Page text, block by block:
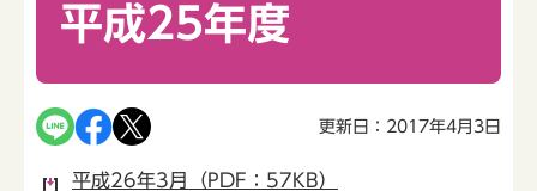
平成25年度
更新日：2017年4月3日
平成26年3月（PDF：57KB）